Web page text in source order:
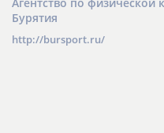
Бурятия
http://bursport.ru/